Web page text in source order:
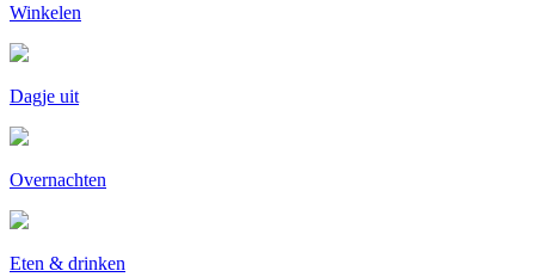
Winkelen
Dagje uit
Overnachten
Eten & drinken